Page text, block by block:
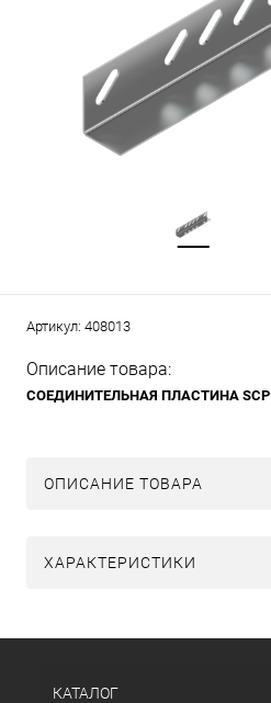
Артикул: 408013
Описание товара:
СОЕДИНИТЕЛЬНАЯ ПЛАСТИНА SCP
ОПИСАНИЕ ТОВАРА
ХАРАКТЕРИСТИКИ
КАТАЛОГ